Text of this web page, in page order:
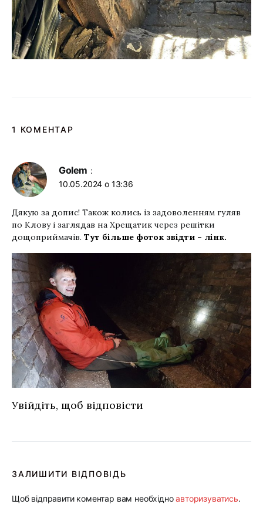
1 КОМЕНТАР
Golem :
10.05.2024 о 13:36
Дякую за допис! Також колись із задоволенням гуляв
по Клову і заглядав на Хрещатик через решітки
дощоприймачів. Тут більше фоток звідти – лінк.
Увійдіть, щоб відповісти
ЗАЛИШИТИ ВІДПОВІДЬ
Щоб відправити коментар вам необхідноавторизуватись.